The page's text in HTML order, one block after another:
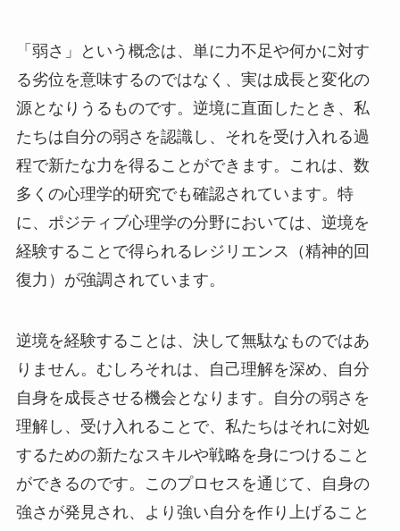
「弱さ」という概念は、単に力不足や何かに対す
る劣位を意味するのではなく、実は成長と変化の
源となりうるものです。逆境に直面したとき、私
たちは自分の弱さを認識し、それを受け入れる過
程で新たな力を得ることができます。これは、数
多くの心理学的研究でも確認されています。特
に、ポジティブ心理学の分野においては、逆境を
経験することで得られるレジリエンス（精神的回
復力）が強調されています。
逆境を経験することは、決して無駄なものではあ
りません。むしろそれは、自己理解を深め、自分
自身を成長させる機会となります。自分の弱さを
理解し、受け入れることで、私たちはそれに対処
するための新たなスキルや戦略を身につけること
ができるのです。このプロセスを通じて、自身の
強さが発見され、より強い自分を作り上げること